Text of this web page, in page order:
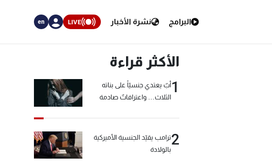
البرامج نشرة الأخبار LIVE
en
الأكثر قراءة
1أبٌ يعتدي جنسيّاً على بناته
الثلاث… واعترافاتٌ صادمة
2ترامب يقيّد الجنسية الأميركية
بالولادة